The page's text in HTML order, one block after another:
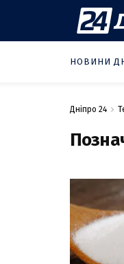
НОВИНИ
Дніпро 24